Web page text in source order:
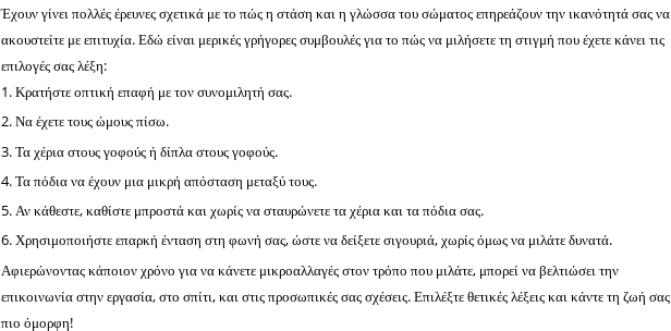
Έχουν γίνει πολλές έρευνες σχετικά με το πώς η στάση και η γλώσσα του σώματος επηρεάζουν την ικανότητά σας να
ακουστείτε με επιτυχία. Εδώ είναι μερικές γρήγορες συμβουλές για το πώς να μιλήσετε τη στιγμή που έχετε κάνει τις
επιλογές σας λέξη:
Κρατήστε οπτική επαφή με τον συνομιλητή σας.
Να έχετε τους ώμους πίσω.
Τα χέρια στους γοφούς ή δίπλα στους γοφούς.
Τα πόδια να έχουν μια μικρή απόσταση μεταξύ τους.
Αν κάθεστε, καθίστε μπροστά και χωρίς να σταυρώνετε τα χέρια και τα πόδια σας.
Χρησιμοποιήστε επαρκή ένταση στη φωνή σας, ώστε να δείξετε σιγουριά, χωρίς όμως να μιλάτε δυνατά.
Αφιερώνοντας κάποιον χρόνο για να κάνετε μικροαλλαγές στον τρόπο που μιλάτε, μπορεί να βελτιώσει την
επικοινωνία στην εργασία, στο σπίτι, και στις προσωπικές σας σχέσεις. Επιλέξτε θετικές λέξεις και κάντε τη ζωή σας
πιο όμορφη!